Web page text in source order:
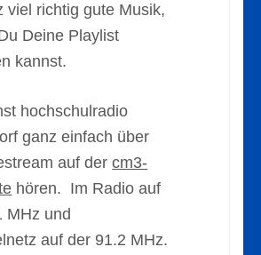
viel richtig gute Musik,
Deine Playlist
kannst.
hochschulradio
ganz einfach über
auf dercm3-
hören. Im Radio auf
MHz und
auf der 91.2 MHz.